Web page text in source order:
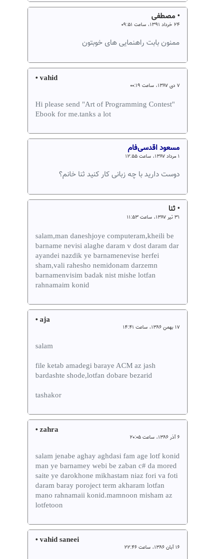
• مصطفی
ممنون بابت راهنمایی های خوبتون
• vahid
Hi please send "Art of Programming Contest"
Ebook for me.tanks a lot
مسعود اقدسی‌فام
دوست دارید با چه زبانی کار کنید ثنا خانم؟
• ثنا
salam,man daneshjoye computeram,kheili be
barname nevisi alaghe daram v dost daram dar
ayandei nazdik ye barnamenevise herfei
sham,vali rahesho nemidonam darzemn
barnamenvisim badak nist mishe lotfan
rahnamaim konid
• aja
salam
file ketab amadegi baraye ACM az jash
bardashte shode,lotfan dobare bezarid
tashakor
• zahra
salam jenabe aghay aghdasi fam age lotf konid
man ye barnamey webi be zaban c# da mored
saite ye darokhone mikhastam niaz fori va foti
daram baray poroject term akharam lotfan
mano rahnamaii konid.mamnoon misham az
lotfetoon
• vahid saneei